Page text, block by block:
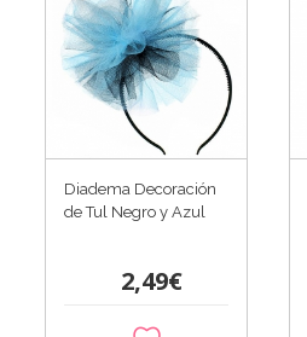
Diadema Decoración
de Tul Negro y Azul
2,49€